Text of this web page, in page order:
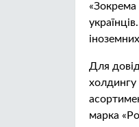
«Зокрема
Для
холдингу
марка